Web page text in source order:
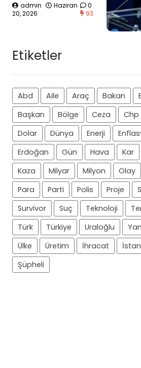
admin
Haziran
20, 2026
0
93
Etiketler
Abd Aile Araç Bakan
Başkan
Bölge Ceza Chp
Dolar
Dünya Enerji
Erdoğan
Gün Hava Kar
Kaza
Milyar Milyon Olay
Para
Parti Polis Proje
Survivor
Suç Teknoloji
Türk
Türkiye Uraloğlu
Ülke
Üretim İhracat
Şüpheli